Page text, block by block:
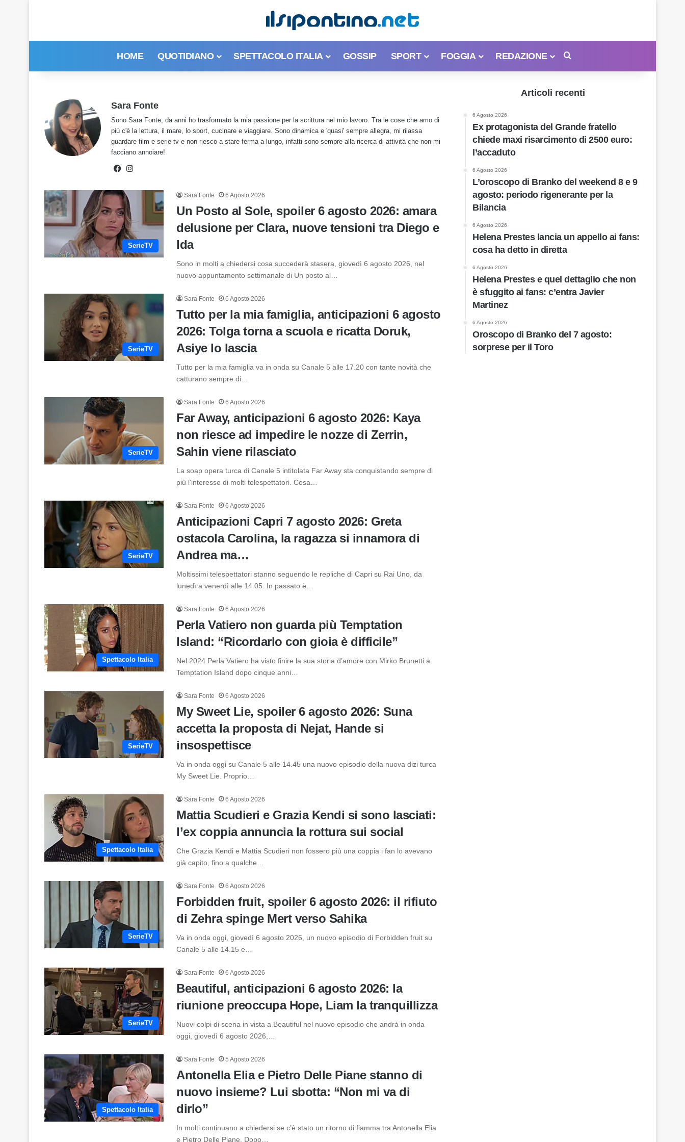
HOME QUOTIDIANO SPETTACOLO ITALIA GOSSIP SPORT FOGGIA REDAZIONE
Sara Fonte
Sono Sara Fonte, da anni ho trasformato la mia passione per la scrittura nel mio lavoro. Tra le cose che amo di
più c'è la lettura, il mare, lo sport, cucinare e viaggiare. Sono dinamica e 'quasi' sempre allegra, mi rilassa
guardare film e serie tv e non riesco a stare ferma a lungo, infatti sono sempre alla ricerca di attività che non mi
facciano annoiare!
Facebook
SerieTV
Sara Fonte 6 Agosto 2026
Un Posto al Sole, spoiler 6 agosto 2026: amara
delusione per Clara, nuove tensioni tra Diego e
Ida
Sono in molti a chiedersi cosa succederà stasera, giovedì 6 agosto 2026, nel
nuovo appuntamento settimanale di Un posto al…
SerieTV
Sara Fonte 6 Agosto 2026
Tutto per la mia famiglia, anticipazioni 6 agosto
2026: Tolga torna a scuola e ricatta Doruk,
Asiye lo lascia
Tutto per la mia famiglia va in onda su Canale 5 alle 17.20 con tante novità che
catturano sempre di…
SerieTV
Sara Fonte 6 Agosto 2026
Far Away, anticipazioni 6 agosto 2026: Kaya
non riesce ad impedire le nozze di Zerrin,
Sahin viene rilasciato
La soap opera turca di Canale 5 intitolata Far Away sta conquistando sempre di
più l’interesse di molti telespettatori. Cosa…
SerieTV
Sara Fonte 6 Agosto 2026
Anticipazioni Capri 7 agosto 2026: Greta
ostacola Carolina, la ragazza si innamora di
Andrea ma…
Moltissimi telespettatori stanno seguendo le repliche di Capri su Rai Uno, da
lunedì a venerdì alle 14.05. In passato è…
Spettacolo Italia
Sara Fonte 6 Agosto 2026
Perla Vatiero non guarda più Temptation
Island: “Ricordarlo con gioia è difficile”
Nel 2024 Perla Vatiero ha visto finire la sua storia d’amore con Mirko Brunetti a
Temptation Island dopo cinque anni…
SerieTV
Sara Fonte 6 Agosto 2026
My Sweet Lie, spoiler 6 agosto 2026: Suna
accetta la proposta di Nejat, Hande si
insospettisce
Va in onda oggi su Canale 5 alle 14.45 una nuovo episodio della nuova dizi turca
My Sweet Lie. Proprio…
Spettacolo Italia
Sara Fonte 6 Agosto 2026
Mattia Scudieri e Grazia Kendi si sono lasciati:
l’ex coppia annuncia la rottura sui social
Che Grazia Kendi e Mattia Scudieri non fossero più una coppia i fan lo avevano
già capito, fino a qualche…
SerieTV
Sara Fonte 6 Agosto 2026
Forbidden fruit, spoiler 6 agosto 2026: il rifiuto
di Zehra spinge Mert verso Sahika
Va in onda oggi, giovedì 6 agosto 2026, un nuovo episodio di Forbidden fruit su
Canale 5 alle 14.15 e…
SerieTV
Sara Fonte 6 Agosto 2026
Beautiful, anticipazioni 6 agosto 2026: la
riunione preoccupa Hope, Liam la tranquillizza
Nuovi colpi di scena in vista a Beautiful nel nuovo episodio che andrà in onda
oggi, giovedì 6 agosto 2026,…
Spettacolo Italia
Sara Fonte 5 Agosto 2026
Antonella Elia e Pietro Delle Piane stanno di
nuovo insieme? Lui sbotta: “Non mi va di
dirlo”
In molti continuano a chiedersi se c’è stato un ritorno di fiamma tra Antonella Elia
e Pietro Delle Piane. Dopo…
Articoli recenti
6 Agosto 2026
Ex protagonista del Grande fratello
chiede maxi risarcimento di 2500 euro:
l’accaduto
6 Agosto 2026
L’oroscopo di Branko del weekend 8 e 9
agosto: periodo rigenerante per la
Bilancia
6 Agosto 2026
Helena Prestes lancia un appello ai fans:
cosa ha detto in diretta
6 Agosto 2026
Helena Prestes e quel dettaglio che non
è sfuggito ai fans: c’entra Javier
Martinez
6 Agosto 2026
Oroscopo di Branko del 7 agosto:
sorprese per il Toro